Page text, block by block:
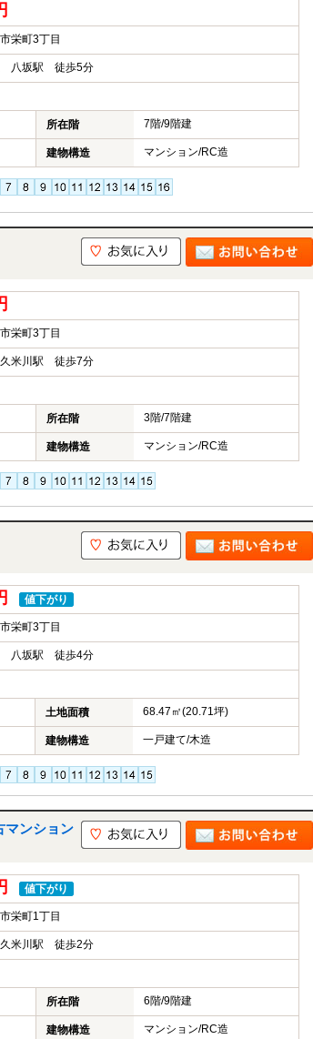
栄町3丁目
八坂駅 徒歩5分
所在階 7階/9階建
建物構造 マンション/RC造
栄町3丁目
米川駅 徒歩7分
所在階 3階/7階建
建物構造 マンション/RC造
値下がり
栄町3丁目
八坂駅 徒歩4分
土地面積 68.47㎡(20.71坪)
建物構造 一戸建て/木造
マンション
値下がり
栄町1丁目
米川駅 徒歩2分
所在階 6階/9階建
建物構造 マンション/RC造